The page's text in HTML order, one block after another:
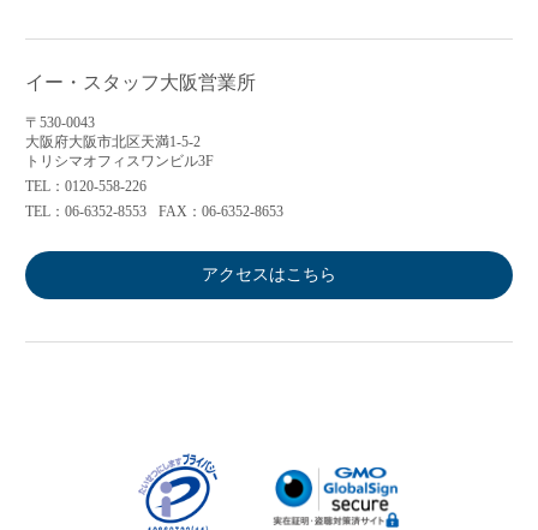
イー・スタッフ大阪営業所
〒530-0043
大阪府大阪市北区天満1-5-2
トリシマオフィスワンビル3F
TEL：0120-558-226
TEL：06-6352-8553
FAX：06-6352-8653
アクセスはこちら